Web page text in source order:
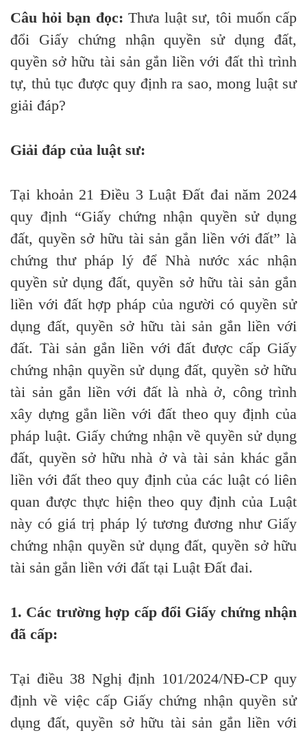
Câu hỏi bạn đọc: Thưa luật sư, tôi muốn cấp
đổi Giấy chứng nhận quyền sử dụng đất,
quyền sở hữu tài sản gắn liền với đất thì trình
tự, thủ tục được quy định ra sao, mong luật sư
giải đáp?
Giải đáp của luật sư:
Tại khoản 21 Điều 3 Luật Đất đai năm 2024
quy định “Giấy chứng nhận quyền sử dụng
đất, quyền sở hữu tài sản gắn liền với đất” là
chứng thư pháp lý để Nhà nước xác nhận
quyền sử dụng đất, quyền sở hữu tài sản gắn
liền với đất hợp pháp của người có quyền sử
dụng đất, quyền sở hữu tài sản gắn liền với
đất. Tài sản gắn liền với đất được cấp Giấy
chứng nhận quyền sử dụng đất, quyền sở hữu
tài sản gắn liền với đất là nhà ở, công trình
xây dựng gắn liền với đất theo quy định của
pháp luật. Giấy chứng nhận về quyền sử dụng
đất, quyền sở hữu nhà ở và tài sản khác gắn
liền với đất theo quy định của các luật có liên
quan được thực hiện theo quy định của Luật
này có giá trị pháp lý tương đương như Giấy
chứng nhận quyền sử dụng đất, quyền sở hữu
tài sản gắn liền với đất tại Luật Đất đai.
1. Các trường hợp cấp đổiGiấy chứng nhận
đã cấp:
Tại điều 38 Nghị định 101/2024/NĐ-CP quy
định về việc cấp Giấy chứng nhận quyền sử
dụng đất, quyền sở hữu tài sản gắn liền với